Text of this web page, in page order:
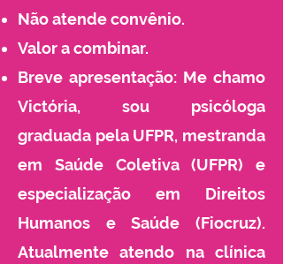
Não atende convênio.
Valor a combinar.
Breve apresentação: Me chamo
Victória, sou psicóloga
graduada pela UFPR, mestranda
em Saúde Coletiva (UFPR) e
especialização em Direitos
Humanos e Saúde (Fiocruz).
Atualmente atendo na clínica